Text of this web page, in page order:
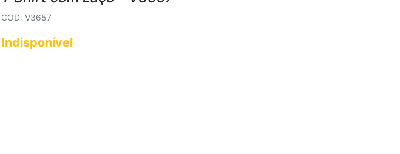
COD: V3657
Indisponível